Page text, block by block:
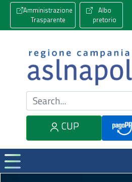
Amministrazione
Trasparente
Albo
pretorio
Cerca nel sito
CUP